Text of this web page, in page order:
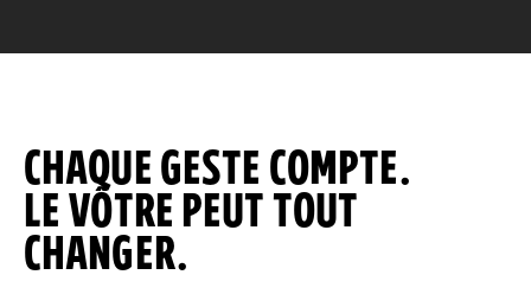
CHAQUE GESTE COMPTE.
LE VÔTRE PEUT TOUT
CHANGER.